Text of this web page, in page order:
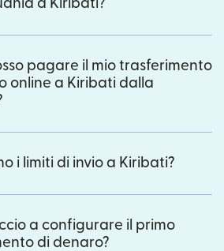
a Kiribati?
pagare il mio trasferimento
online a Kiribati dalla
i limiti di invio a Kiribati?
a configurare il primo
di denaro?